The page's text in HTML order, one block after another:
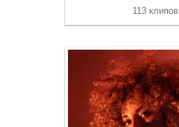
113 клипов